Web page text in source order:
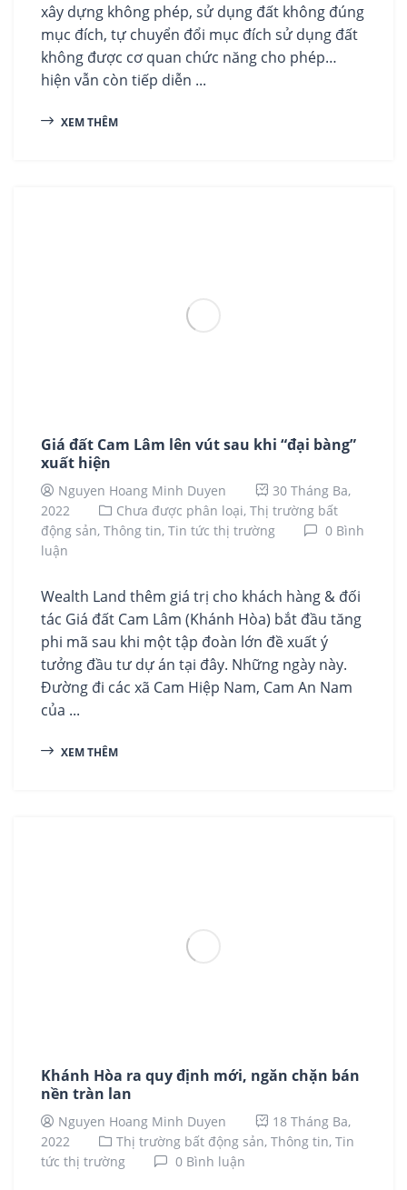
xây dựng không phép, sử dụng đất không đúng
mục đích, tự chuyển đổi mục đích sử dụng đất
không được cơ quan chức năng cho phép…
hiện vẫn còn tiếp diễn ...
XEM THÊM
Giá đất Cam Lâm lên vút sau khi “đại bàng”
xuất hiện
Nguyen Hoang Minh Duyen
30 Tháng Ba,
2022
Chưa được phân loại, Thị trường bất
động sản, Thông tin, Tin tức thị trường
0 Bình
luận
Wealth Land thêm giá trị cho khách hàng & đối
tác Giá đất Cam Lâm (Khánh Hòa) bắt đầu tăng
phi mã sau khi một tập đoàn lớn đề xuất ý
tưởng đầu tư dự án tại đây. Những ngày này.
Đường đi các xã Cam Hiệp Nam, Cam An Nam
của ...
XEM THÊM
Khánh Hòa ra quy định mới, ngăn chặn bán
nền tràn lan
Nguyen Hoang Minh Duyen
18 Tháng Ba,
2022
Thị trường bất động sản, Thông tin, Tin
tức thị trường
0 Bình luận